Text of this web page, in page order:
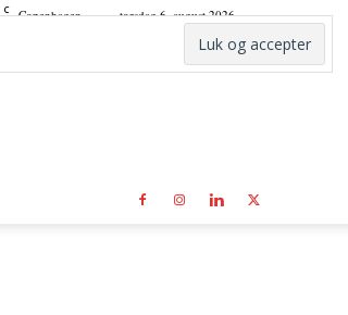
C Copenhagen torsdag 6. august 2026